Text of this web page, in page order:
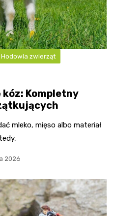
Hodowla zwierząt
Kompletny
mleko, mięso albo materiał
2026